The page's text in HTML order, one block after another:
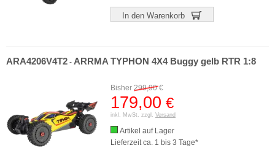
In den Warenkorb
ARA4206V4T2 - ARRMA TYPHON 4X4 Buggy gelb RTR 1:8
Bisher 299,90€
179,00 €
inkl. MwSt. zzgl. Versand
Artikel auf Lager
Lieferzeit ca. 1 bis 3 Tage*